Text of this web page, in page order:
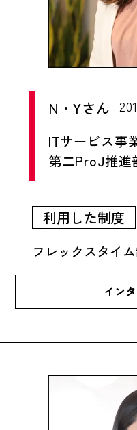
おり、在宅勤務の
ビジネスもクラウ
とから、お客様の
います。
N・Yさん
ITサービス事
第二ProJ推進
利用した制度
フレックスタイ
Q1.
現在は、プロジェ